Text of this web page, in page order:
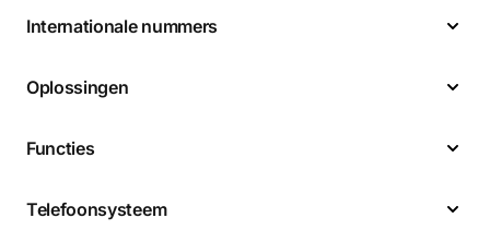
Internationale nummers
Oplossingen
Functies
Telefoonsysteem